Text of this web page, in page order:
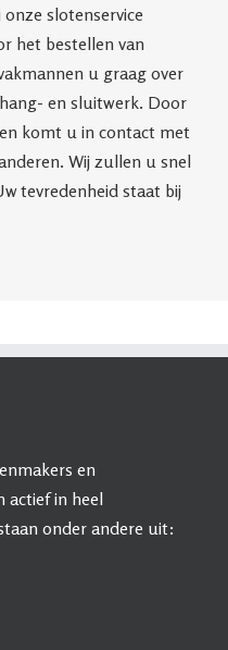
slotenservice
het bestellen van
u graag over
en sluitwerk. Door
komt u in contact met
Wij zullen u snel
tevredenheid staat bij
en
actief in heel
onder andere uit: